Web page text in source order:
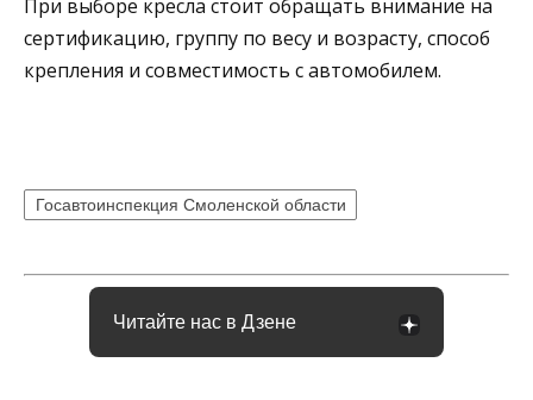
При выборе кресла стоит обращать внимание на
сертификацию, группу по весу и возрасту, способ
крепления и совместимость с автомобилем.
Госавтоинспекция Смоленской области
Читайте нас в Дзене